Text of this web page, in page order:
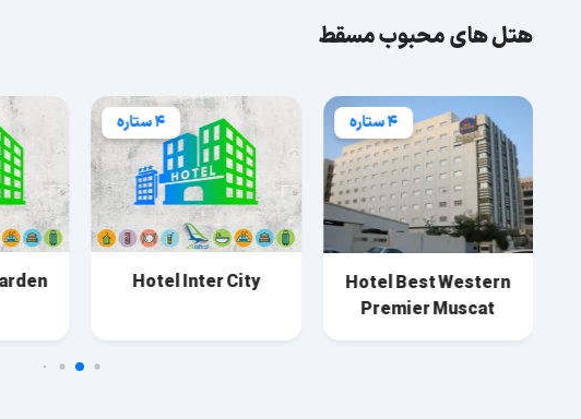
هتل های محبوب مسقط
4 ستاره
Hotel Best Western
Premier Muscat
4 ستاره
Hotel Inter City